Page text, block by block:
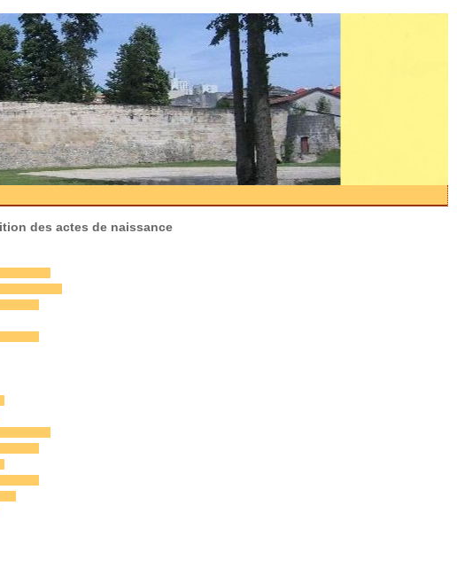
des actes de naissance